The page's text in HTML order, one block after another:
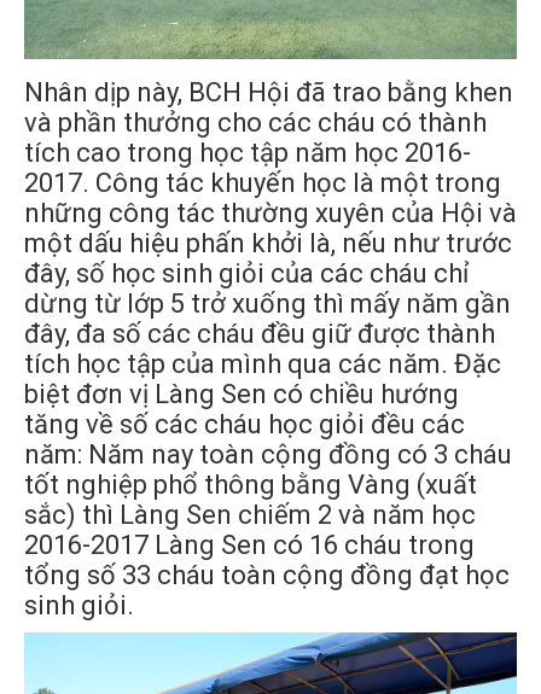
Nhân dịp này, BCH Hội đã trao bằng khen
và phần thưởng cho các cháu có thành
tích cao trong học tập năm học 2016-
2017. Công tác khuyến học là một trong
những công tác thường xuyên của Hội và
một dấu hiệu phấn khởi là, nếu như trước
đây, số học sinh giỏi của các cháu chỉ
dừng từ lớp 5 trở xuống thì mấy năm gần
đây, đa số các cháu đều giữ được thành
tích học tập của mình qua các năm. Đặc
biệt đơn vị Làng Sen có chiều hướng
tăng về số các cháu học giỏi đều các
năm: Năm nay toàn cộng đồng có 3 cháu
tốt nghiệp phổ thông bằng Vàng (xuất
sắc) thì Làng Sen chiếm 2 và năm học
2016-2017 Làng Sen có 16 cháu trong
tổng số 33 cháu toàn cộng đồng đạt học
sinh giỏi.